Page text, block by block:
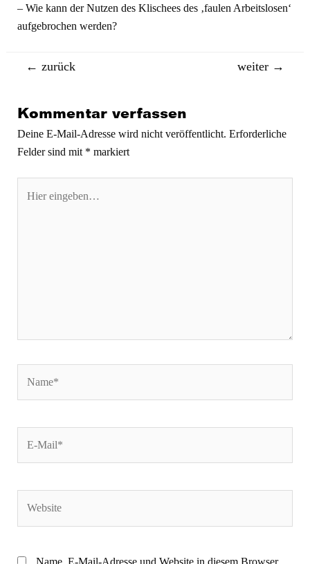
– Wie kann der Nutzen des Klischees des ‚faulen Arbeitslosen‘
aufgebrochen werden?
Beitragsnavigation
← zurück weiter →
Kommentar verfassen
Deine E-Mail-Adresse wird nicht veröffentlicht. Erforderliche
Felder sind mit * markiert
eingeben…
Mail*